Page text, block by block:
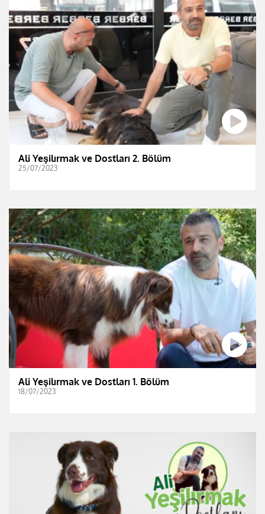
Ali Yeşilırmak ve Dostları 2. Bölüm
25/07/2023
Ali Yeşilırmak ve Dostları 1. Bölüm
18/07/2023